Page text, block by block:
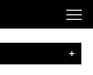
+